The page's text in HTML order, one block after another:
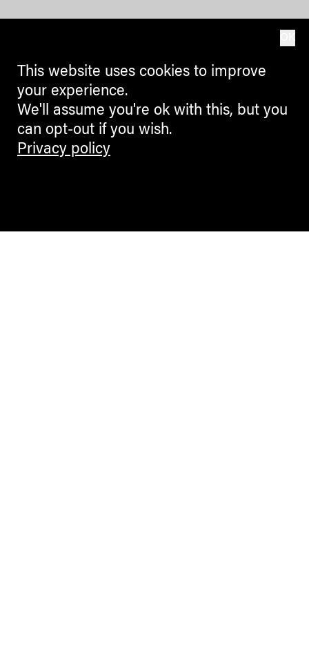
This website uses cookies to improve
your experience.
We'll assume you're ok with this, but you
can opt-out if you wish.
Privacy policy